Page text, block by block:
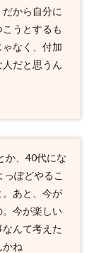
から自分に
うとするも
なく、付加
だと思うん
か、40代にな
ぽどやるこ
あと、今が
今が楽しい
んて考えた
かね